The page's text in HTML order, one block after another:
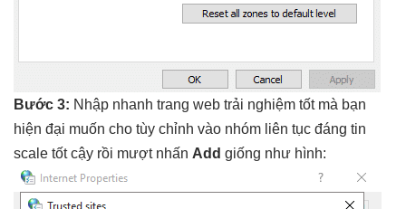
Bước 3: Nhập nhanh trang web trải nghiệm tốtmà bạn
hiện đại muốn cho tùy chỉnh vào nhóm liên tục đáng tin
scale tốtcậy rồi mượtnhấn Add giống như hình: